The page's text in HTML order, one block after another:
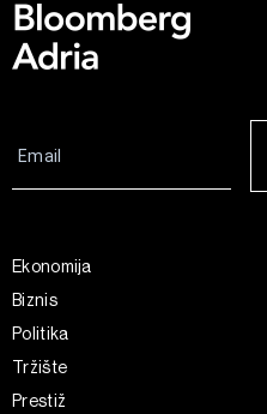
Ekonomija
Biznis
Politika
Tržište
Prestiž